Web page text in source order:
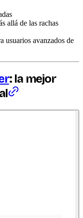
allá de las rachas
usuarios avanzados de
: la mejor